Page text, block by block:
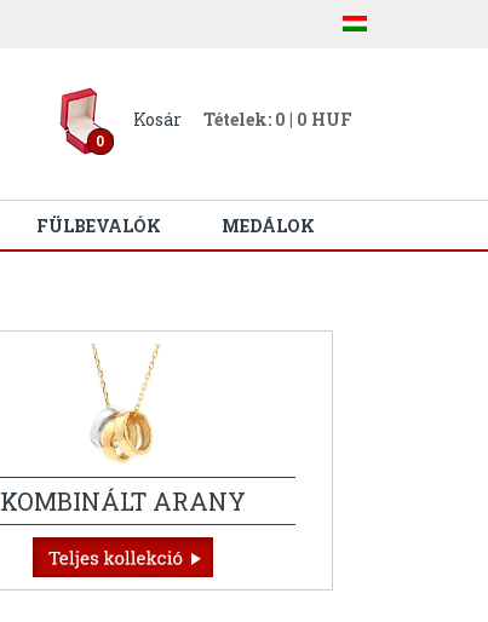
0
Kosár Tételek: 0 | 0 HUF
FÜLBEVALÓK MEDÁLOK
KOMBINÁLT ARANY